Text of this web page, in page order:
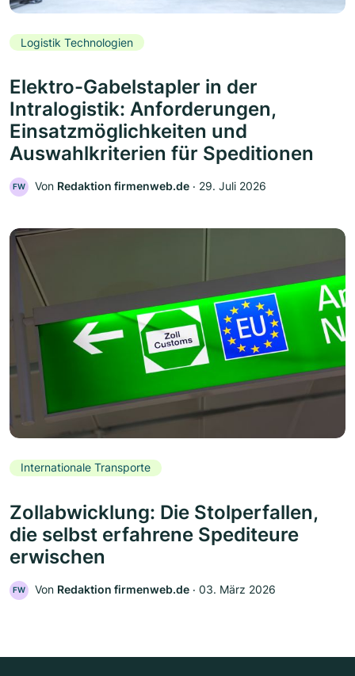
Logistik Technologien
Elektro-Gabelstapler in der
Intralogistik: Anforderungen,
Einsatzmöglichkeiten und
Auswahlkriterien für Speditionen
FW Von Redaktion firmenweb.de ‧ 29. Juli 2026
Internationale Transporte
Zollabwicklung: Die Stolperfallen,
die selbst erfahrene Spediteure
erwischen
FW Von Redaktion firmenweb.de ‧ 03. März 2026